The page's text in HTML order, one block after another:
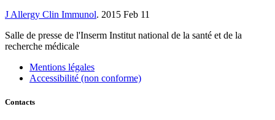
J Allergy Clin Immunol. 2015 Feb 11
Salle de presse de l'Inserm Institut national de la santé et de la
recherche médicale
Mentions légales
Accessibilité (non conforme)
Contacts